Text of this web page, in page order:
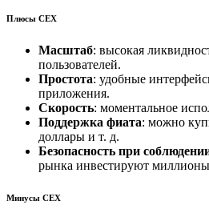
Плюсы CEX
Масштаб: высокая
пользователей.
Простота: удобные
приложения.
Скорость: моментальное
Поддержка фиата: можно
доллары и т. д.
Безопасность при
рынка инвестируют миллионы
Минусы CEX